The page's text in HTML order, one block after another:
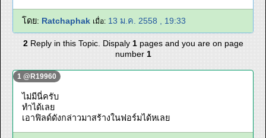
โดย: Ratchaphak เมื่อ: 13 ม.ค. 2558 , 19:33
2Reply in this Topic. Dispaly 1 pages and you are on page
number 1
1 @R19960
ไม่มีนี่ครับ
ทำได้เลย
เอาฟิลด์ดังกล่าวมาสร้างในฟอร์มได้หเลย